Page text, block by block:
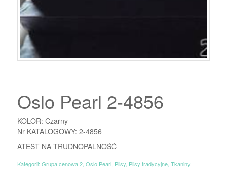
Oslo Pearl 2-4856
KOLOR: Czarny
Nr KATALOGOWY: 2-4856
ATEST NA TRUDNOPALNOŚĆ
Kategorii: Grupa cenowa 2, Oslo Pearl, Plisy, Plisy tradycyjne, Tkaniny